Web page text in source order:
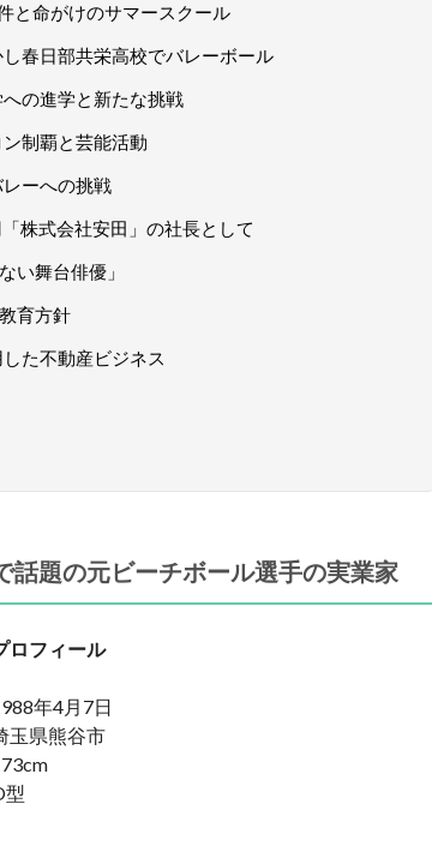
命がけのサマースクール
春日部共栄高校でバレーボール
の進学と新たな挑戦
制覇と芸能活動
ーへの挑戦
株式会社安田」の社長として
い舞台俳優」
育方針
た不動産ビジネス
話題の元ビーチボール選手の実業家
ロフィール
年4月7日
玉県熊谷市